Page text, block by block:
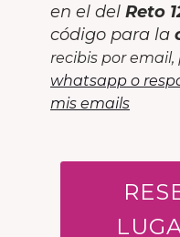
en el del Reto
código para la
recibis por email,
whatsapp o
mis emails